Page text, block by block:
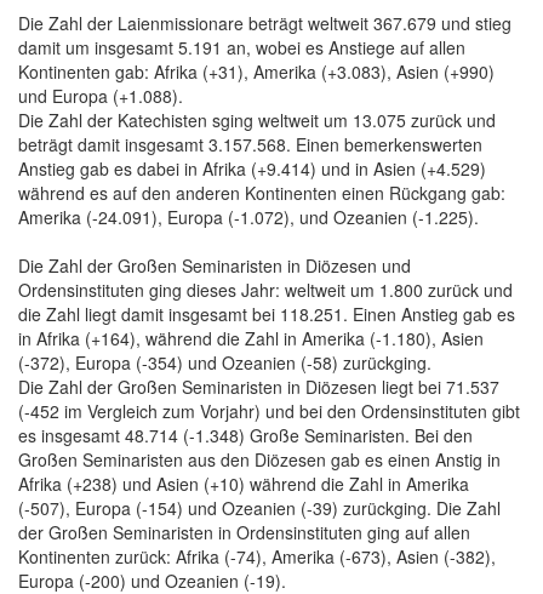
Die Zahl der Laienmissionare beträgt weltweit 367.679 und stieg
damit um insgesamt 5.191 an, wobei es Anstiege auf allen
Kontinenten gab: Afrika (+31), Amerika (+3.083), Asien (+990)
und Europa (+1.088).
Die Zahl der Katechisten sging weltweit um 13.075 zurück und
beträgt damit insgesamt 3.157.568. Einen bemerkenswerten
Anstieg gab es dabei in Afrika (+9.414) und in Asien (+4.529)
während es auf den anderen Kontinenten einen Rückgang gab:
Amerika (-24.091), Europa (-1.072), und Ozeanien (-1.225).
Die Zahl der Großen Seminaristen in Diözesen und
Ordensinstituten ging dieses Jahr: weltweit um 1.800 zurück und
die Zahl liegt damit insgesamt bei 118.251. Einen Anstieg gab es
in Afrika (+164), während die Zahl in Amerika (-1.180), Asien
(-372), Europa (-354) und Ozeanien (-58) zurückging.
Die Zahl der Großen Seminaristen in Diözesen liegt bei 71.537
(-452 im Vergleich zum Vorjahr) und bei den Ordensinstituten gibt
es insgesamt 48.714 (-1.348) Große Seminaristen. Bei den
Großen Seminaristen aus den Diözesen gab es einen Anstig in
Afrika (+238) und Asien (+10) während die Zahl in Amerika
(-507), Europa (-154) und Ozeanien (-39) zurückging. Die Zahl
der Großen Seminaristen in Ordensinstituten ging auf allen
Kontinenten zurück: Afrika (-74), Amerika (-673), Asien (-382),
Europa (-200) und Ozeanien (-19).